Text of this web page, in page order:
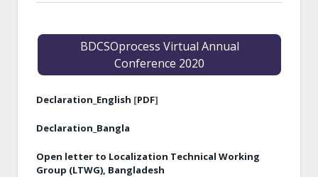
BDCSOprocess Virtual Annual
Conference 2020
Declaration_English [PDF]
Declaration_Bangla
Open letter to Localization Technical Working
Group (LTWG), Bangladesh